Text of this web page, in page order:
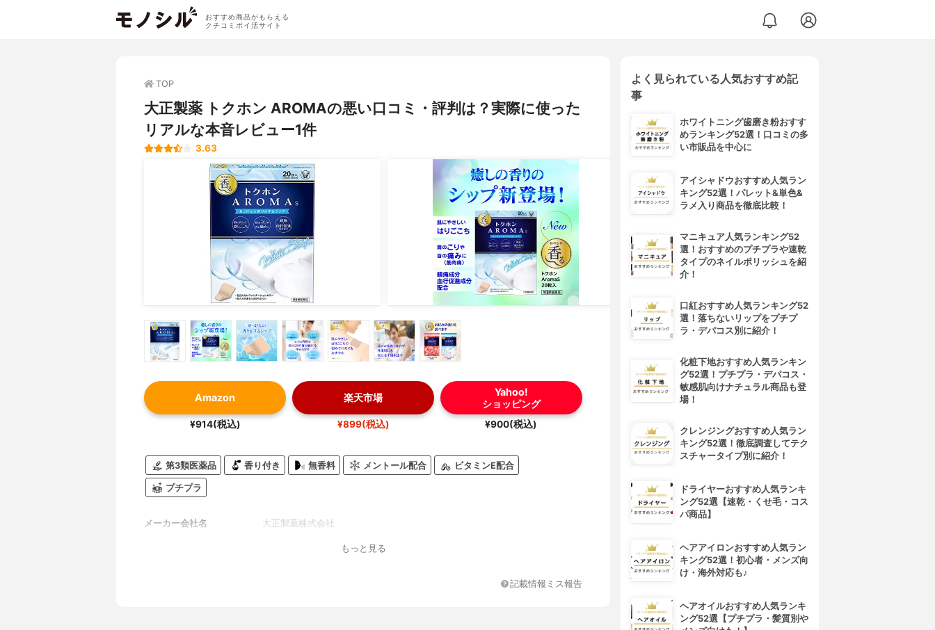
おすすめ商品がもらえる
クチコミポイ活サイト
TOP
大正製薬 トクホン AROMAの悪い口コミ・評判は？実際に使った
リアルな本音レビュー1件
3.63
Amazon
¥914(税込)
楽天市場
¥899(税込)
Yahoo!
ショッピング
¥900(税込)
第3類医薬品 香り付き 無香料 メントール配合 ビタミンE配合
プチプラ
メーカー会社名 大正製薬株式会社
もっと見る
記載情報ミス報告
よく見られている人気おすすめ記
事
ホワイトニング歯磨き粉おすす
めランキング52選！口コミの多
い市販品を中心に
アイシャドウおすすめ人気ラン
キング52選！パレット&単色&
ラメ入り商品を徹底比較！
マニキュア人気ランキング52
選！おすすめのプチプラや速乾
タイプのネイルポリッシュを紹
介！
口紅おすすめ人気ランキング52
選！落ちないリップをプチプ
ラ・デパコス別に紹介！
化粧下地おすすめ人気ランキン
グ52選！プチプラ・デパコス・
敏感肌向けナチュラル商品も登
場！
クレンジングおすすめ人気ラン
キング52選！徹底調査してテク
スチャータイプ別に紹介！
ドライヤーおすすめ人気ランキ
ング52選【速乾・くせ毛・コス
パ商品】
ヘアアイロンおすすめ人気ラン
キング52選！初心者・メンズ向
け・海外対応も♪
ヘアオイルおすすめ人気ランキ
ング52選【プチプラ・髪質別や